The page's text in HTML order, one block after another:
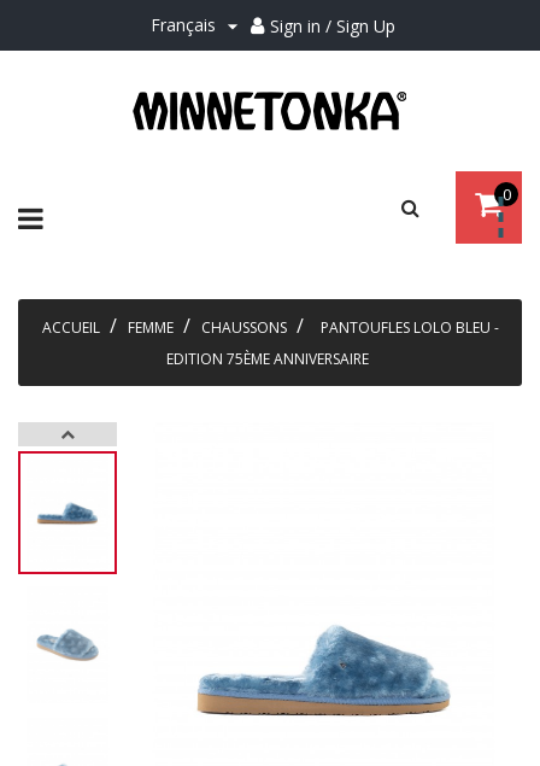
Français  Sign in / Sign Up
navigation
0
ACCUEIL FEMME CHAUSSONS
PANTOUFLES LOLO BLEU -
EDITION 75ÈME ANNIVERSAIRE